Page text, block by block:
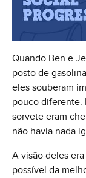
Quando Ben e
posto de
eles souberam
pouco diferente.
sorvete eram
não havia nada
A visão deles
possível da